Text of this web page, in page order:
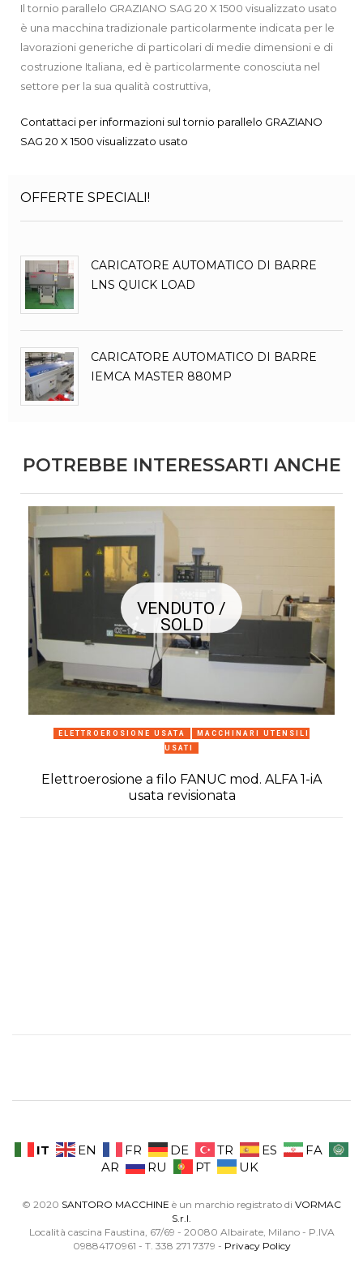
Il tornio parallelo GRAZIANO SAG 20 X 1500 visualizzato usato
è una macchina tradizionale particolarmente indicata per le
lavorazioni generiche di particolari di medie dimensioni e di
costruzione Italiana, ed è particolarmente conosciuta nel
settore per la sua qualità costruttiva,
Contattaci per informazioni sul tornio parallelo GRAZIANO
SAG 20 X 1500 visualizzato usato
OFFERTE SPECIALI!
CARICATORE AUTOMATICO DI BARRE
LNS QUICK LOAD
CARICATORE AUTOMATICO DI BARRE
IEMCA MASTER 880MP
POTREBBE INTERESSARTI ANCHE
VENDUTO /
SOLD
ELETTROEROSIONE USATA
MACCHINARI UTENSILI
USATI
Elettroerosione a filo FANUC mod. ALFA 1-iA
usata revisionata
IT EN FR DE TR ES
FA
AR
RU PT UK
© 2020 SANTORO MACCHINE è un marchio registrato di VORMAC
S.r.l.
Località cascina Faustina, 67/69 - 20080 Albairate, Milano - P.IVA
09884170961 - T. 338 271 7379 - Privacy Policy